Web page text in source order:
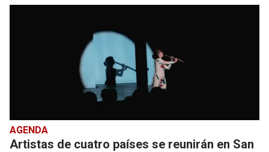
AGENDA
Artistas de cuatro países se reunirán en San